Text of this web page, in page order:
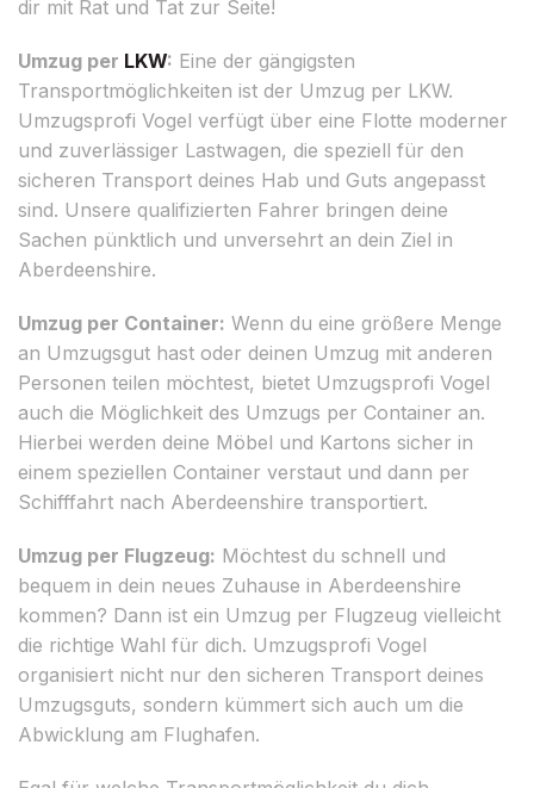
dir mit Rat und Tat zur Seite!
Umzug per LKW: Eine der gängigsten
Transportmöglichkeiten ist der Umzug per LKW.
Umzugsprofi Vogel verfügt über eine Flotte moderner
und zuverlässiger Lastwagen, die speziell für den
sicheren Transport deines Hab und Guts angepasst
sind. Unsere qualifizierten Fahrer bringen deine
Sachen pünktlich und unversehrt an dein Ziel in
Aberdeenshire.
Umzug per Container: Wenn du eine größere Menge
an Umzugsgut hast oder deinen Umzug mit anderen
Personen teilen möchtest, bietet Umzugsprofi Vogel
auch die Möglichkeit des Umzugs per Container an.
Hierbei werden deine Möbel und Kartons sicher in
einem speziellen Container verstaut und dann per
Schifffahrt nach Aberdeenshire transportiert.
Umzug per Flugzeug: Möchtest du schnell und
bequem in dein neues Zuhause in Aberdeenshire
kommen? Dann ist ein Umzug per Flugzeug vielleicht
die richtige Wahl für dich. Umzugsprofi Vogel
organisiert nicht nur den sicheren Transport deines
Umzugsguts, sondern kümmert sich auch um die
Abwicklung am Flughafen.